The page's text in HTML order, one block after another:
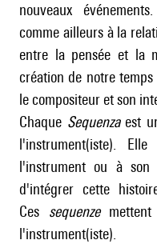
nouveaux
comme ailleurs à la
entre la pensée et la
création de notre
le compositeur et son
Chaque Sequenzaest
l'instrument(iste).
l'instrument ou à
d'intégrer cette
Ces sequenzemettent
l'instrument(iste).